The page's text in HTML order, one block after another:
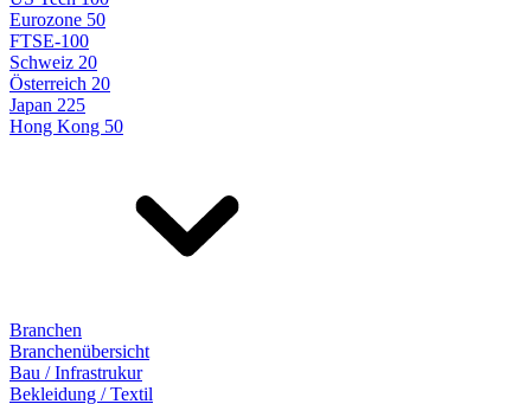
Eurozone 50
FTSE-100
Schweiz 20
Österreich 20
Japan 225
Hong Kong 50
Branchen
Branchenübersicht
Bau / Infrastrukur
Bekleidung / Textil